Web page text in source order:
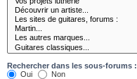
Rechercher dans les sous-forums :
Oui
Non